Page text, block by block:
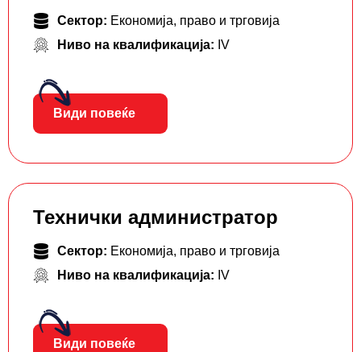
Сектор: Економија, право и трговија
Ниво на квалификација: IV
Види повеќе
Технички администратор
Сектор: Економија, право и трговија
Ниво на квалификација: IV
Види повеќе